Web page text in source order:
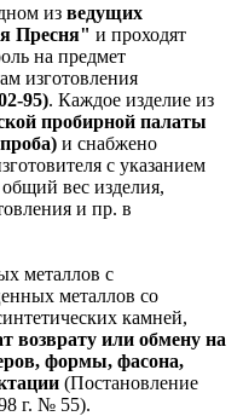
из ведущих
Пресня" и проходят
на предмет
изготовления
95). Каждое изделие из
пробирной палаты
и снабжено
с указанием
вес изделия,
и пр. в
металлов с
металлов со
камней,
возврату или обмену на
формы, фасона,
(Постановление
г. № 55).